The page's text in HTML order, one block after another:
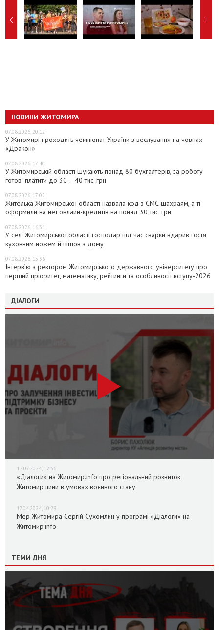
НОВИНИ ЖИТОМИРА
07.08.2026, 20:12
У Житомирі проходить чемпіонат України з веслування на човнах
«Дракон»
07.08.2026, 17:40
У Житомирській області шукають понад 80 бухгалтерів, за роботу
готові платити до 30 – 40 тис. грн
07.08.2026, 17:02
Жителька Житомирської області назвала код з СМС шахраям, а ті
оформили на неї онлайн-кредитів на понад 30 тис. грн
07.08.2026, 16:31
У селі Житомирської області господар під час сварки вдарив гостя
кухонним ножем й пішов з дому
07.08.2026, 15:36
Інтерв’ю з ректором Житомирського державного університету про
перший пріоритет, математику, рейтинги та особливості вступу-2026
ДІАЛОГИ
12.07.2024, 12:36
«Діалоги» на Житомир.info про регіональний розвиток
Житомирщини в умовах воєнного стану
17.04.2024, 10:29
Мер Житомира Сергій Сухомлин у програмі «Діалоги» на
Житомир.info
ТЕМИ ДНЯ